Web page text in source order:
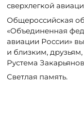
сверхлегкой
Общероссийская
«Объединенная
авиации России»
и близким,
Рустема
Светлая память.